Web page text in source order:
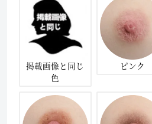
掲載画像と同じ
色
ピンク